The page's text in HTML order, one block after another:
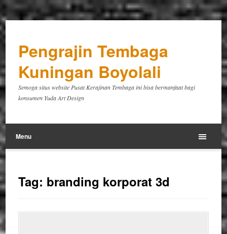
Pengrajin Tembaga
Kuningan Boyolali
Semoga situs website Pusat Kerajinan Tembaga ini bisa bermanfaat bagi
konsumen Yuda Art Design
Menu
Tag: branding korporat 3d